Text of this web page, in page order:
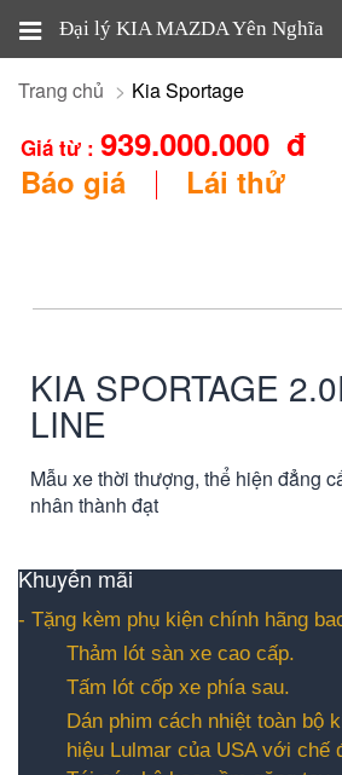
Đại lý KIA MAZDA Yên Nghĩa
Trang chủ Kia Sportage
Giá từ : 939.000.000 đ
Báo giá Lái thử
KIA SPORTAGE
LINE
Mẫu xe thời thượng, thể hiện đẳng
nhân thành đạt
Khuyến mãi
- Tặng kèm phụ kiện chính hãng
Thảm lót sàn xe cao cấp.
Tấm lót cốp xe phía sau.
Dán phim cách nhiệt toàn bộ
hiệu Lulmar của USA với chế